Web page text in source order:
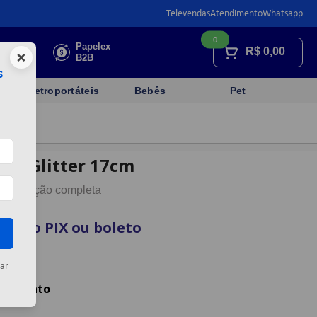
TelevendasAtendimentoWhatsapp
Faça sua
cotação
Papelex
B2B
R$ 0,00
0
Eletroportáteis Bebês Pet
Glitter 17cm
Descrição completa
no PIX ou boleto
×